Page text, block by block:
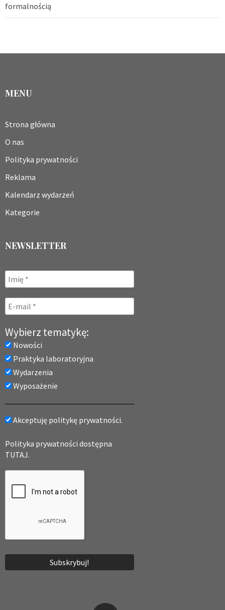
formalnością
MENU
Strona główna
O nas
Polityka prywatności
Reklama
Kalendarz wydarzeń
Kategorie
NEWSLETTER
Wybierz tematykę:
Nowości
Praktyka laboratoryjna
Wydarzenia
Wyposażenie
Akceptuję politykę prywatności.
Polityka prywatności dostępna
TUTAJ.